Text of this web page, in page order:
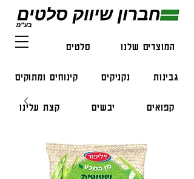
המוצרים שלנו סלטים דגים
גבינות נקניקים קינוחים ומתוקים
קפואים יבשים קצת עלינו